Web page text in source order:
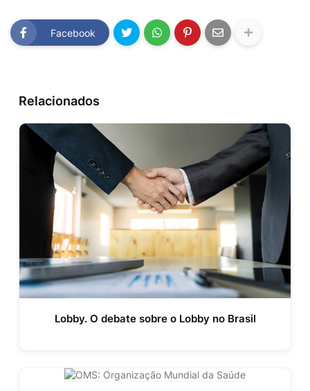
Facebook
Relacionados
Lobby. O debate sobre o Lobby no Brasil